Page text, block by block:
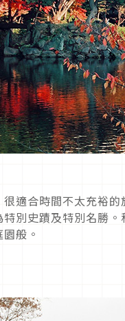
適合時間不太充裕
別史蹟及特別名勝
般。